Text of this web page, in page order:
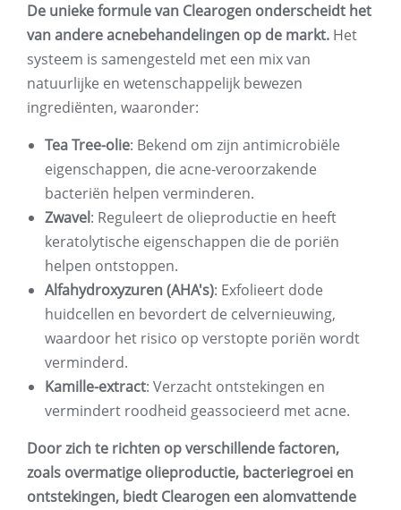
De unieke formule van Clearogen onderscheidt het
van andere acnebehandelingen op de markt. Het
systeem is samengesteld met een mix van
natuurlijke en wetenschappelijk bewezen
ingrediënten, waaronder:
Tea Tree-olie: Bekend om zijn antimicrobiële
eigenschappen, die acne-veroorzakende
bacteriën helpen verminderen.
Zwavel: Reguleert de olieproductie en heeft
keratolytische eigenschappen die de poriën
helpen ontstoppen.
Alfahydroxyzuren (AHA's): Exfolieert dode
huidcellen en bevordert de celvernieuwing,
waardoor het risico op verstopte poriën wordt
verminderd.
Kamille-extract: Verzacht ontstekingen en
vermindert roodheid geassocieerd met acne.
Door zich te richten op verschillende factoren,
zoals overmatige olieproductie, bacteriegroei en
ontstekingen, biedt Clearogen een alomvattende